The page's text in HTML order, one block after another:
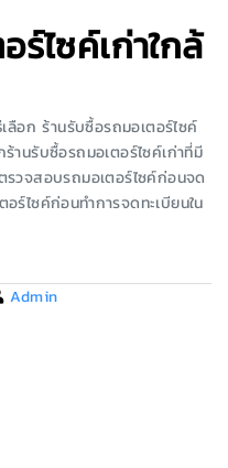
ร์ไซค์เก่าใกล้
ลือก ร้านรับซื้อรถมอเตอร์ไซค์
านรับซื้อรถมอเตอร์ไซค์เก่าที่มี
รวจสอบรถมอเตอร์ไซค์ก่อนจด
ร์ไซค์ก่อนทำการจดทะเบียนใน
Admin